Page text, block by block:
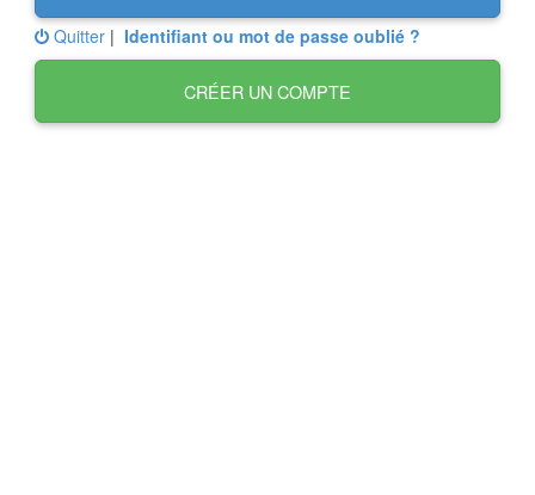
Quitter | Identifiant ou mot de passe oublié ?
CRÉER UN COMPTE